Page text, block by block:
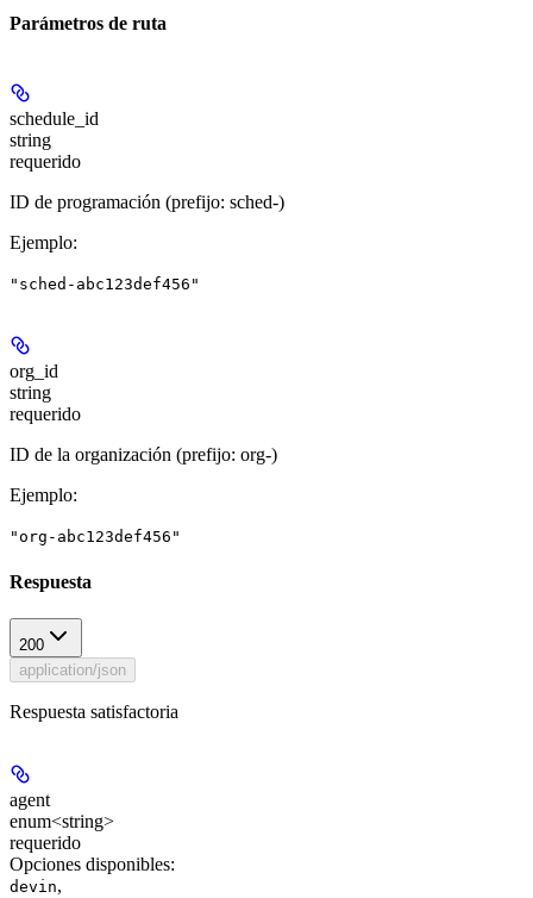
Parámetros de ruta
schedule_id
string
requerido
ID de programación (prefijo: sched-)
Ejemplo:
"sched-abc123def456"
org_id
string
requerido
ID de la organización (prefijo: org-)
Ejemplo:
"org-abc123def456"
Respuesta
200
application/json
Respuesta satisfactoria
agent
enum<string>
requerido
Opciones disponibles:
devin,